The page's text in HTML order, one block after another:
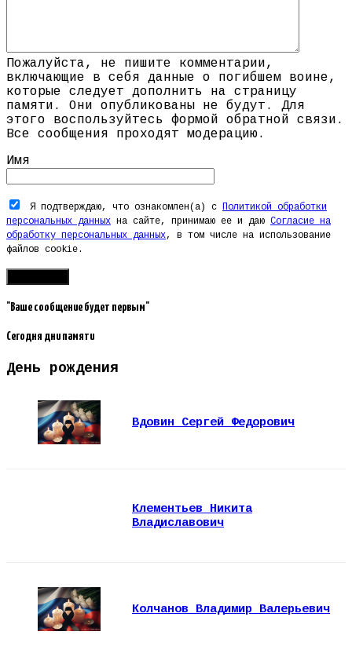
Пожалуйста, не пишите комментарии,
включающие в себя данные о погибшем воине,
которые следует дополнить на страницу
памяти. Они опубликованы не будут. Для
этого воспользуйтесь формой обратной связи.
Все сообщения проходят модерацию.
Имя
Я подтверждаю, что ознакомлен(а) с
Политикой обработки
персональных данных на сайте, принимаю ее и даю Согласие на
обработку персональных данных, в том числе на использование
файлов cookie.
"Ваше сообщение будет первым"
Сегодня дни памяти
День рождения
Вдовин Сергей Федорович
Клементьев Никита
Владиславович
Колчанов Владимир Валерьевич